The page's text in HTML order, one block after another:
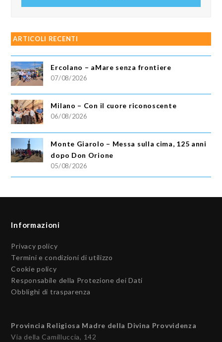
ARTICOLI RECENTI
Ercolano – aMare senza frontiere
07/08/2026
Milano – Con il cuore riconoscente
06/08/2026
Monte Giarolo – Messa sulla cima, 125 anni
dopo Don Orione
05/08/2026
Informazioni
Privacy policy
Termini e condizioni di utilizzo
Cookie policy
Responsabile della Protezione dei Dati
Obblighi di trasparenza
Provincia Religiosa Madre della Divina Provvidenza
Via della Camilluccia, 142